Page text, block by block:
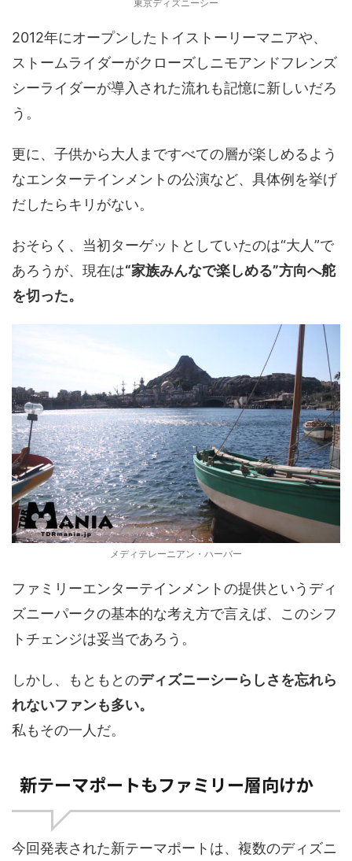
東京ディズニーシー
2012年にオープンしたトイストーリーマニアや、
ストームライダーがクローズしニモアンドフレンズ
シーライダーが導入された流れも記憶に新しいだろ
う。
更に、子供から大人まですべての層が楽しめるよう
なエンターテインメントの公演など、具体例を挙げ
だしたらキリがない。
おそらく、当初ターゲットとしていたのは“大人”で
あろうが、現在は“家族みんなで楽しめる”方向へ舵
を切った。
メディテレーニアン・ハーバー
ファミリーエンターテインメントの提供というディ
ズニーパークの基本的な考え方で言えば、このシフ
トチェンジは妥当であろう。
しかし、もともとのディズニーシーらしさを忘れら
れないファンも多い。
私もその一人だ。
新テーマポートもファミリー層向けか
今回発表された新テーマポートは、複数のディズニ